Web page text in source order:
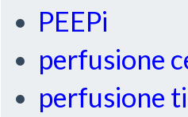
PEEPi
perfusione
perfusione